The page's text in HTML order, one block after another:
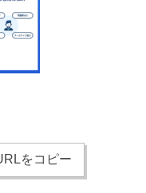
をコピー